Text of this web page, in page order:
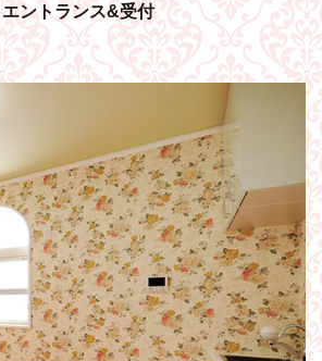
エントランス&受付